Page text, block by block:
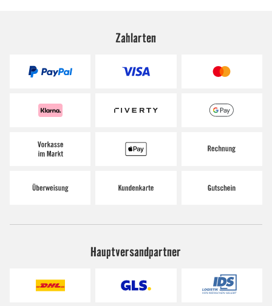
Zahlarten
Hauptversandpartner